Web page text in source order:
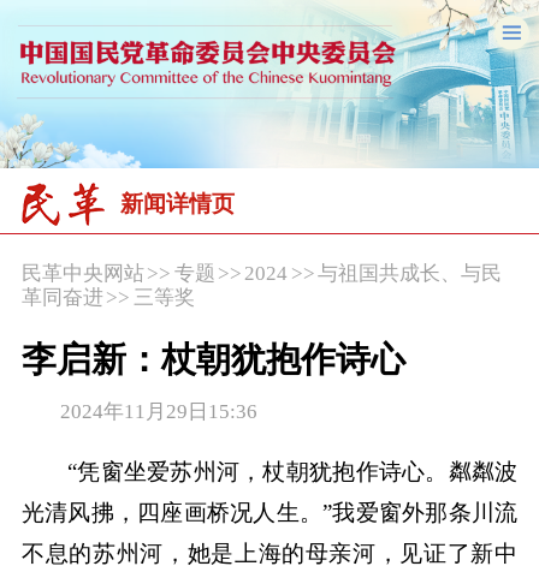
新闻详情页
民革中央网站>> 专题 >>2024 >>与祖国共成长、与民
革同奋进 >> 三等奖
李启新：杖朝犹抱作诗心
2024年11月29日15:36
“凭窗坐爱苏州河，杖朝犹抱作诗心。粼粼波
光清风拂，四座画桥况人生。”我爱窗外那条川流
不息的苏州河，她是上海的母亲河，见证了新中